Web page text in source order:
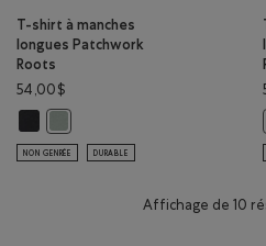
T-shirt à manches
longues Patchwork
Roots
54,00$
NON GENRÉE DURABLE
Affichage de 10